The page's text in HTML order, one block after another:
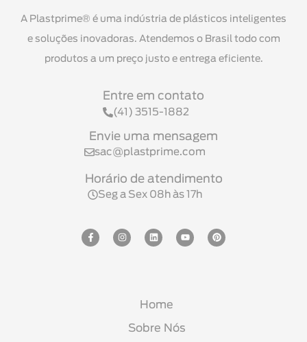
A Plastprime® é uma indústria de plásticos inteligentes
e soluções inovadoras. Atendemos o Brasil todo com
produtos a um preço justo e entrega eficiente.
Entre em contato
(41) 3515-1882
Envie uma mensagem
sac@plastprime.com
Horário de atendimento
Seg a Sex 08h às 17h
Home
Sobre Nós